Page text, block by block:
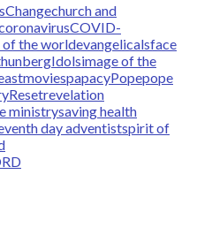
Changechurch and
COVID-
of the worldevangelicalsface
Idolsimage of the
moviespapacyPopepope
Resetrevelation
ministrysaving health
day adventistspirit of